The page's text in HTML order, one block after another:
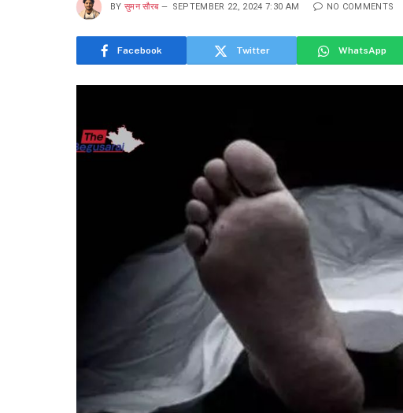
BY सुमन सौरब SEPTEMBER 22, 2024 7:30 AM NO COMMENTS
Facebook Twitter WhatsApp